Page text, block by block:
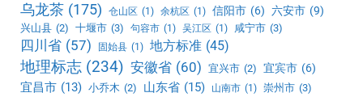
乌龙茶 (175) 仓山区 (1) 余杭区 (1) 信阳市 (6) 六安市 (9)
兴山县 (2) 十堰市 (3) 句容市 (1) 吴江区 (1) 咸宁市 (3)
四川省 (57) 固始县 (1) 地方标准 (45)
地理标志 (234) 安徽省 (60) 宜兴市 (2) 宜宾市 (6)
宜昌市 (13) 小乔木 (2) 山东省 (15) 山南市 (1) 崇州市 (3)